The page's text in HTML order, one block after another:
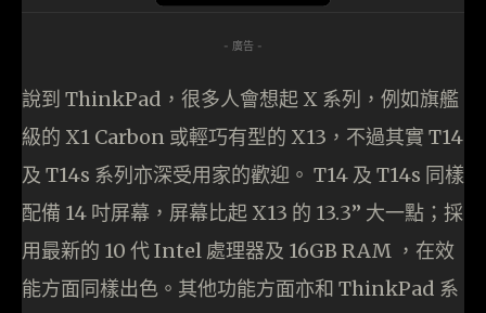
- 廣告 -
說到 ThinkPad，很多人會想起 X 系列，例如旗艦
級的 X1 Carbon 或輕巧有型的 X13，不過其實 T14
及 T14s 系列亦深受用家的歡迎。 T14 及 T14s 同樣
配備 14 吋屏幕，屏幕比起 X13 的 13.3” 大一點；採
用最新的 10 代 Intel 處理器及 16GB RAM ，在效
能方面同樣出色。其他功能方面亦和 ThinkPad 系